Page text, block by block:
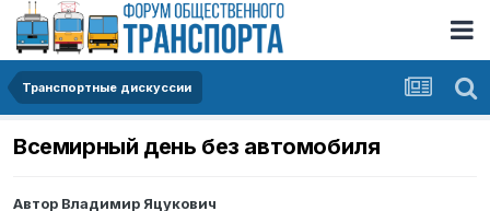
Транспортные дискуссии
Всемирный день без автомобиля
Автор Владимир Яцукович